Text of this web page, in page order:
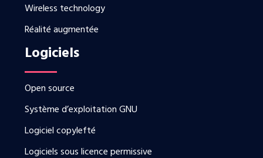
Wireless technology
Réalité augmentée
Logiciels
Open source
Système d’exploitation GNU
Logiciel copylefté
Logiciels sous licence permissive